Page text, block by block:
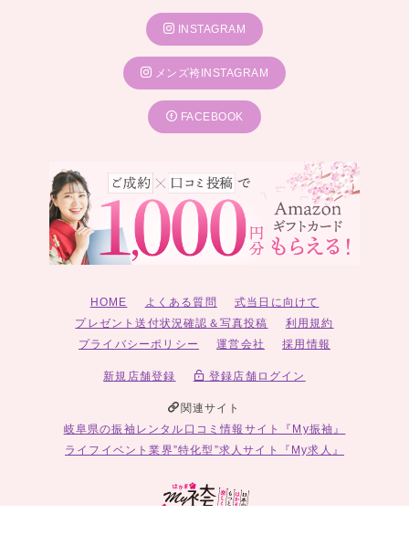
INSTAGRAM
メンズ袴INSTAGRAM
FACEBOOK
HOME よくある質問
式当日に向けて
プレゼント送付状況確認＆写真投稿
利用規約
プライバシーポリシー
運営会社 採用情報
新規店舗登録 登録店舗ログイン
関連サイト
岐阜県の振袖レンタル口コミ情報サイト『My振袖』
ライフイベント業界”特化型”求人サイト『My求人』